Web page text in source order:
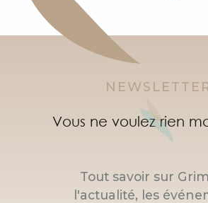
Vous ne voulez rien
Tout savoir sur
l'actualité, les